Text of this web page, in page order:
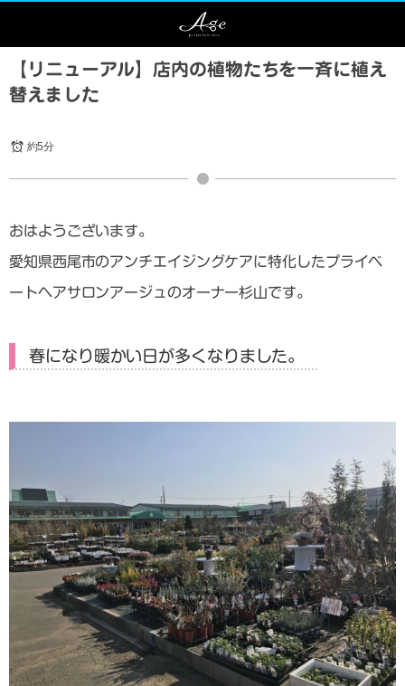
【リニューアル】店内の植物たちを一斉に植え
替えました
約5分
おはようございます。
愛知県西尾市のアンチエイジングケアに特化したプライベ
ートヘアサロンアージュのオーナー杉山です。
春になり暖かい日が多くなりました。